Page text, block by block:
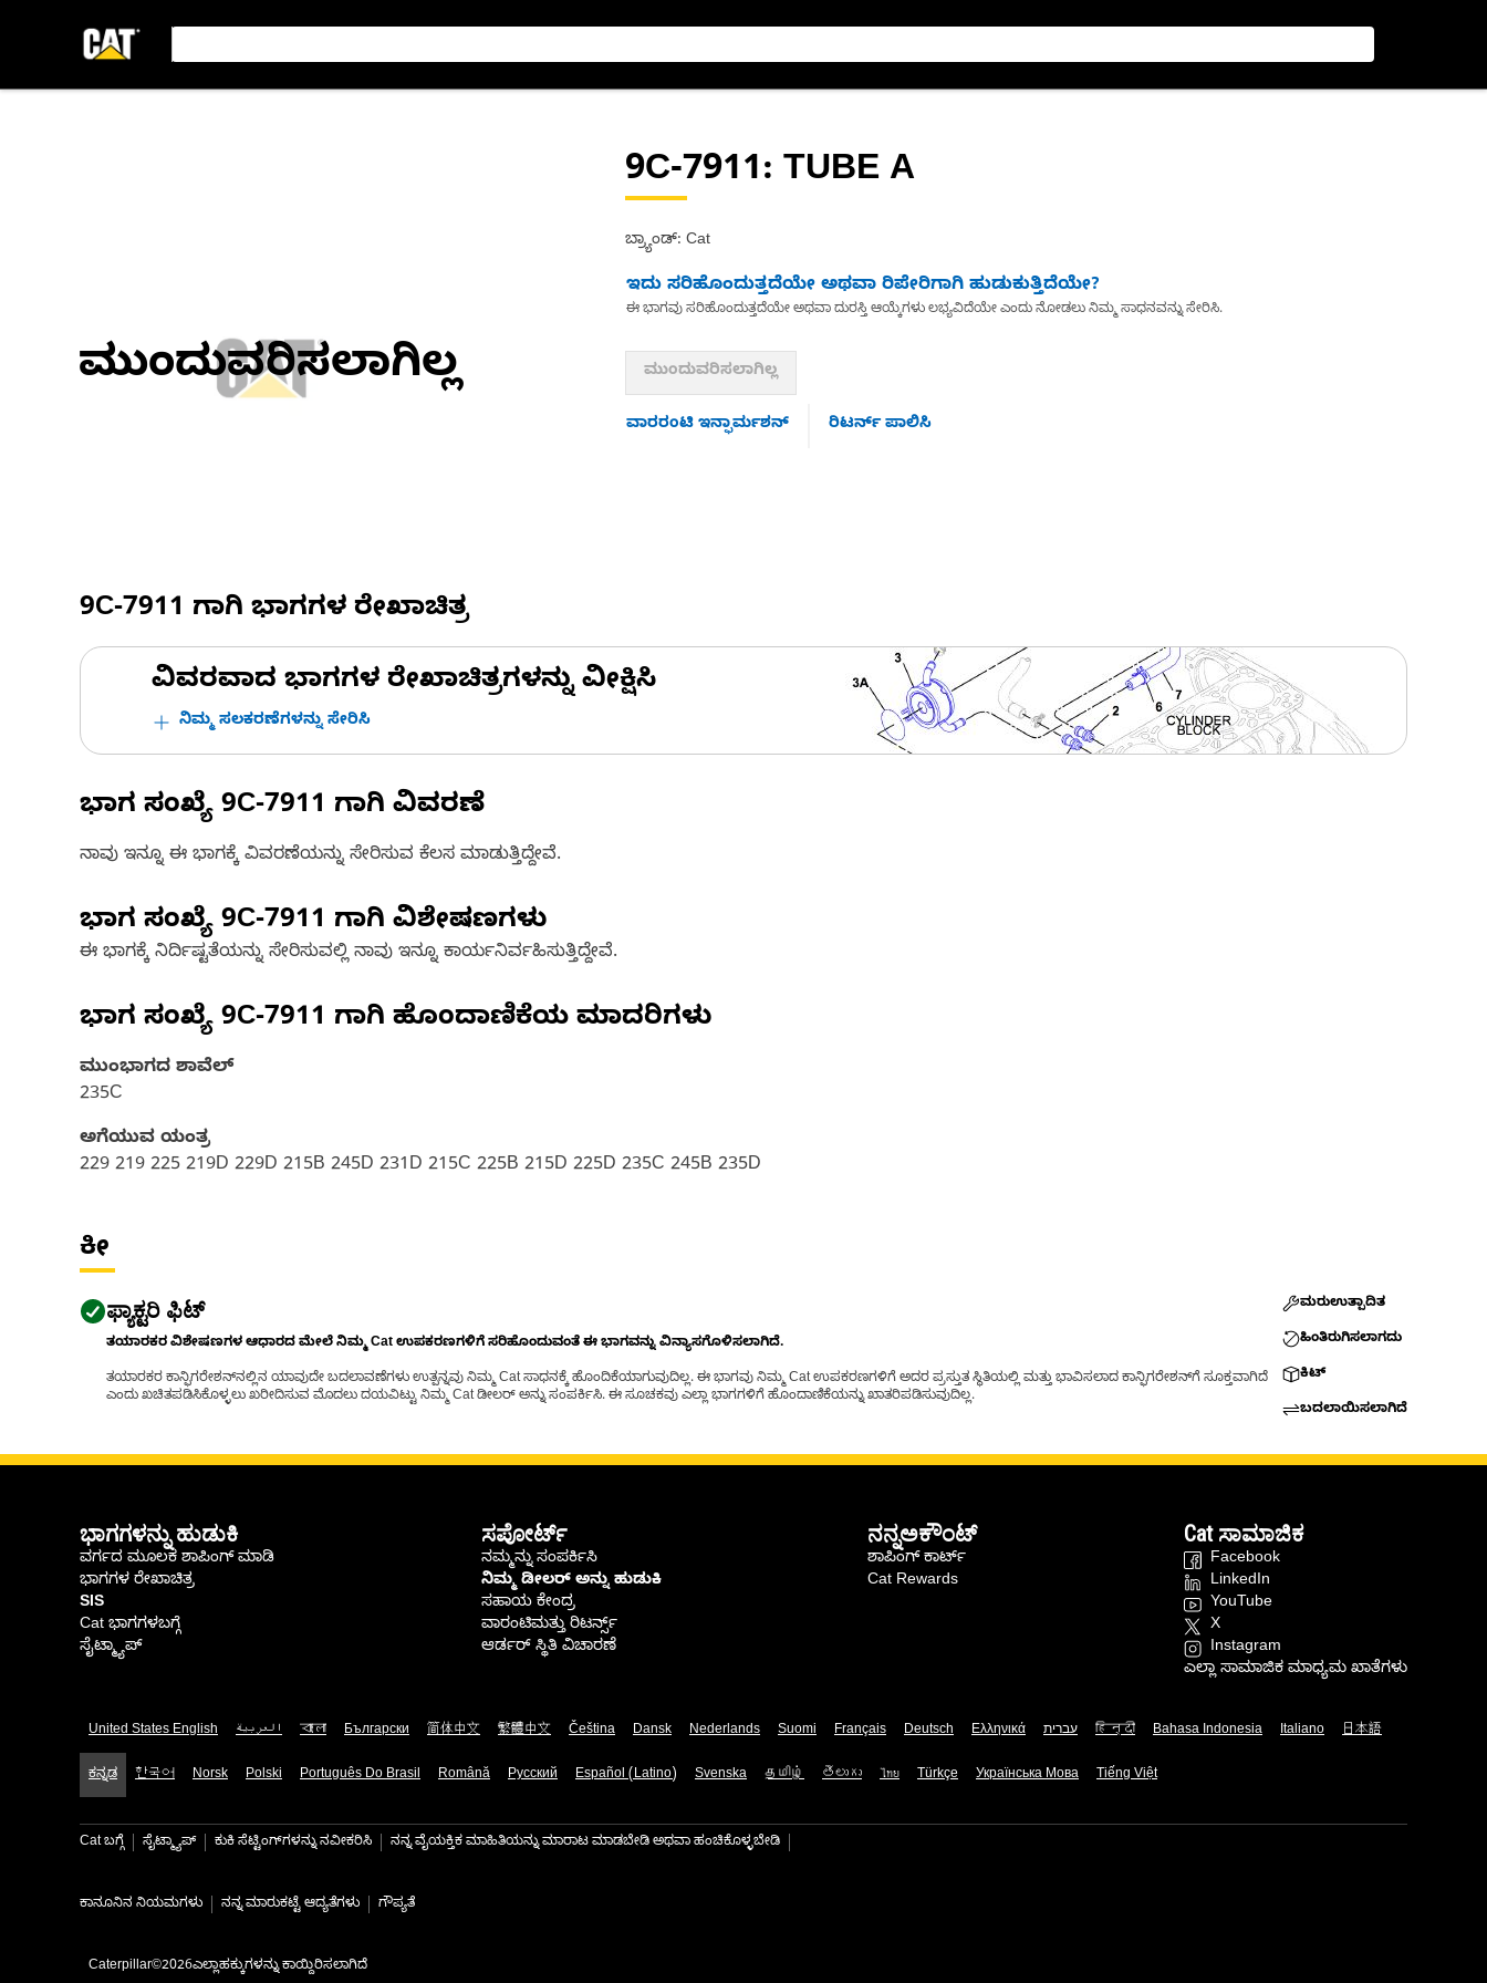
ಮುಂದುವರಿಸಲಾಗಿಲ್ಲ
9C-7911: TUBE A
ಬ್ರ್ಯಾಂಡ್: Cat
ಇದು ಸರಿಹೊಂದುತ್ತದೆಯೇ ಅಥವಾ ರಿಪೇರಿಗಾಗಿ ಹುಡುಕುತ್ತಿದೆಯೇ?
ಈ ಭಾಗವು ಸರಿಹೊಂದುತ್ತದೆಯೇ ಅಥವಾ ದುರಸ್ತಿ ಆಯ್ಕೆಗಳು ಲಭ್ಯವಿದೆಯೇ ಎಂದು ನೋಡಲು ನಿಮ್ಮ ಸಾಧನವನ್ನು ಸೇರಿಸಿ.
ಮುಂದುವರಿಸಲಾಗಿಲ್ಲ
ವಾರರಂಟಿ ಇನ್ಫಾರ್ಮಶನ್ ರಿಟರ್ನ್ ಪಾಲಿಸಿ
9C-7911 ಗಾಗಿ ಭಾಗಗಳ ರೇಖಾಚಿತ್ರ
ವಿವರವಾದ ಭಾಗಗಳ ರೇಖಾಚಿತ್ರಗಳನ್ನು ವೀಕ್ಷಿಸಿ
ನಿಮ್ಮ ಸಲಕರಣೆಗಳನ್ನು ಸೇರಿಸಿ
ಭಾಗ ಸಂಖ್ಯೆ 9C-7911 ಗಾಗಿ ವಿವರಣೆ
ನಾವು ಇನ್ನೂ ಈ ಭಾಗಕ್ಕೆ ವಿವರಣೆಯನ್ನು ಸೇರಿಸುವ ಕೆಲಸ ಮಾಡುತ್ತಿದ್ದೇವೆ.
ಭಾಗ ಸಂಖ್ಯೆ 9C-7911 ಗಾಗಿ ವಿಶೇಷಣಗಳು
ಈ ಭಾಗಕ್ಕೆ ನಿರ್ದಿಷ್ಟತೆಯನ್ನು ಸೇರಿಸುವಲ್ಲಿ ನಾವು ಇನ್ನೂ ಕಾರ್ಯನಿರ್ವಹಿಸುತ್ತಿದ್ದೇವೆ.
ಭಾಗ ಸಂಖ್ಯೆ 9C-7911 ಗಾಗಿ ಹೊಂದಾಣಿಕೆಯ ಮಾದರಿಗಳು
ಮುಂಭಾಗದ ಶಾವೆಲ್
235C
ಅಗೆಯುವ ಯಂತ್ರ
229 219 225 219D 229D 215B 245D 231D 215C 225B 215D 225D 235C 245B 235D
ಕೀ
ಫ್ಯಾಕ್ಟರಿ ಫಿಟ್
ತಯಾರಕರ ವಿಶೇಷಣಗಳ ಆಧಾರದ ಮೇಲೆ ನಿಮ್ಮ Cat ಉಪಕರಣಗಳಿಗೆ ಸರಿಹೊಂದುವಂತೆ ಈ ಭಾಗವನ್ನು ವಿನ್ಯಾಸಗೊಳಿಸಲಾಗಿದೆ.
ತಯಾರಕರ ಕಾನ್ಫಿಗರೇಶನ್‌ನಲ್ಲಿನ ಯಾವುದೇ ಬದಲಾವಣೆಗಳು ಉತ್ಪನ್ನವು ನಿಮ್ಮ Cat ಸಾಧನಕ್ಕೆ ಹೊಂದಿಕೆಯಾಗುವುದಿಲ್ಲ. ಈ ಭಾಗವು ನಿಮ್ಮ Cat ಉಪಕರಣಗಳಿಗೆ ಅದರ ಪ್ರಸ್ತುತ ಸ್ಥಿತಿಯಲ್ಲಿ ಮತ್ತು ಭಾವಿಸಲಾದ ಕಾನ್ಫಿಗರೇಶನ್‌ಗೆ ಸೂಕ್ತವಾಗಿದೆ
ಎಂದು ಖಚಿತಪಡಿಸಿಕೊಳ್ಳಲು ಖರೀದಿಸುವ ಮೊದಲು ದಯವಿಟ್ಟು ನಿಮ್ಮ Cat ಡೀಲರ್ ಅನ್ನು ಸಂಪರ್ಕಿಸಿ. ಈ ಸೂಚಕವು ಎಲ್ಲಾ ಭಾಗಗಳಿಗೆ ಹೊಂದಾಣಿಕೆಯನ್ನು ಖಾತರಿಪಡಿಸುವುದಿಲ್ಲ.
ಮರುಉತ್ಪಾದಿತ
ಹಿಂತಿರುಗಿಸಲಾಗದು
ಕಿಟ್
ಬದಲಾಯಿಸಲಾಗಿದೆ
ಭಾಗಗಳನ್ನು ಹುಡುಕಿ
ವರ್ಗದ ಮೂಲಕ ಶಾಪಿಂಗ್ ಮಾಡಿ
ಭಾಗಗಳ ರೇಖಾಚಿತ್ರ
SIS
Cat ಭಾಗಗಳಬಗ್ಗೆ
ಸೈಟ್ಮ್ಯಾಪ್
ಸಪೋರ್ಟ್
ನಮ್ಮನ್ನು ಸಂಪರ್ಕಿಸಿ
ನಿಮ್ಮ ಡೀಲರ್ ಅನ್ನು ಹುಡುಕಿ
ಸಹಾಯ ಕೇಂದ್ರ
ವಾರಂಟಿಮತ್ತು ರಿಟರ್ನ್ಸ್
ಆರ್ಡರ್ ಸ್ಥಿತಿ ವಿಚಾರಣೆ
ನನ್ನಅಕೌಂಟ್
ಶಾಪಿಂಗ್ ಕಾರ್ಟ್
Cat Rewards
Cat ಸಾಮಾಜಿಕ
Facebook
LinkedIn
YouTube
X
Instagram
ಎಲ್ಲಾ ಸಾಮಾಜಿಕ ಮಾಧ್ಯಮ ಖಾತೆಗಳು
United States English العربية বাংলা Български 简体中文 繁體中文 Čeština Dansk Nederlands Suomi Français Deutsch Ελληνικά עברית हिन्दी Bahasa Indonesia Italiano 日本語
ಕನ್ನಡ 한국어 Norsk Polski Português Do Brasil Română Русский Español (Latino) Svenska தமிழ் తెలుగు ไทย Türkçe Українська Мова Tiếng Việt
Cat ಬಗ್ಗೆ ಸೈಟ್ಮ್ಯಾಪ್ ಕುಕಿ ಸೆಟ್ಟಿಂಗ್‌ಗಳನ್ನು ನವೀಕರಿಸಿ ನನ್ನ ವೈಯಕ್ತಿಕ ಮಾಹಿತಿಯನ್ನು ಮಾರಾಟ ಮಾಡಬೇಡಿ ಅಥವಾ ಹಂಚಿಕೊಳ್ಳಬೇಡಿ
ಕಾನೂನಿನ ನಿಯಮಗಳು ನನ್ನ ಮಾರುಕಟ್ಟೆ ಆದ್ಯತೆಗಳು ಗೌಪ್ಯತೆ
Caterpillar©2026ಎಲ್ಲಾಹಕ್ಕುಗಳನ್ನು ಕಾಯ್ದಿರಿಸಲಾಗಿದೆ